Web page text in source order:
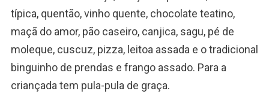
típica, quentão, vinho quente, chocolate teatino,
maçã do amor, pão caseiro, canjica, sagu, pé de
moleque, cuscuz, pizza, leitoa assada e o tradicional
binguinho de prendas e frango assado. Para a
criançada tem pula-pula de graça.